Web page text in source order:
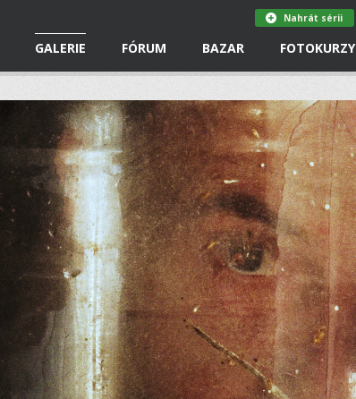
GALERIE FÓRUM BAZAR FOTOKURZY
Nahrát sérii